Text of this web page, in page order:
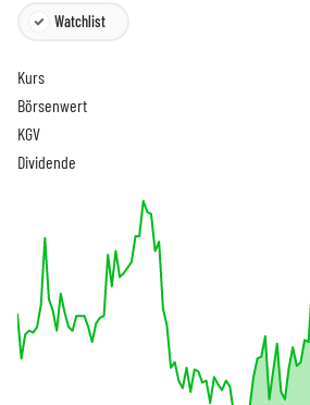
Watchlist
Kurs
Börsenwert
KGV
Dividende